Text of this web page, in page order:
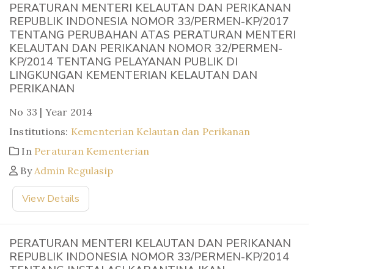
PERATURAN MENTERI KELAUTAN DAN PERIKANAN
REPUBLIK INDONESIA NOMOR 33/PERMEN-KP/2017
TENTANG PERUBAHAN ATAS PERATURAN MENTERI
KELAUTAN DAN PERIKANAN NOMOR 32/PERMEN-
KP/2014 TENTANG PELAYANAN PUBLIK DI
LINGKUNGAN KEMENTERIAN KELAUTAN DAN
PERIKANAN
No 33 | Year 2014
Institutions: Kementerian Kelautan dan Perikanan
In Peraturan Kementerian
ByAdmin Regulasip
View Details
PERATURAN MENTERI KELAUTAN DAN PERIKANAN
REPUBLIK INDONESIA NOMOR 33/PERMEN-KP/2014